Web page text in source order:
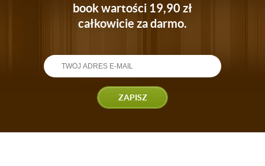
book wartości 19,90 zł
całkowicie za darmo.
ZAPISZ